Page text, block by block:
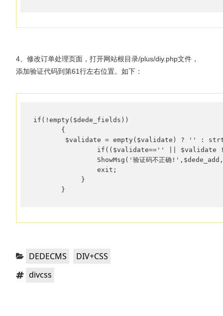
4、修改订单处理页面，打开网站根目录/plus/diy.php文件，
添加验证代码到第61行左右位置。如下：
if(!empty($dede_fields))
       {
$validate = empty($validate) ? ''
if(($validate=='' || $validate
ShowMsg('验证码不正确
                exit;
            }
       }
分
DEDECMS ，DIV+CSS
标 divcss